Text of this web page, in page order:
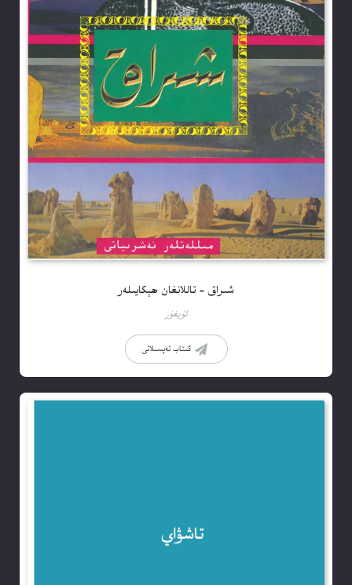
شىراق – تاللانغان ھېكايىلەر
ئۇيغۇر
كىتاب تەپسىلاتى